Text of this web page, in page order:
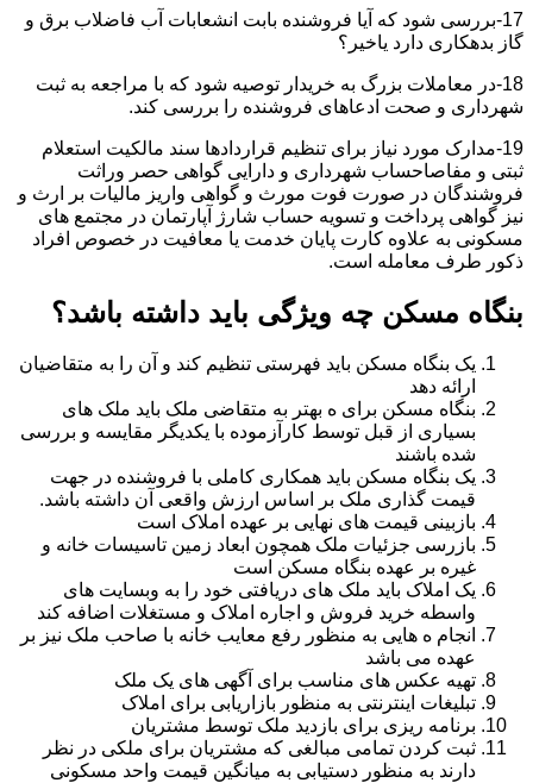
17-بررسی شود که آیا فروشنده بابت انشعابات آب فاضلاب برق و
گاز بدهکاری دارد یاخیر؟
18-در معاملات بزرگ به خریدار توصیه شود که با مراجعه به ثبت
شهرداری و صحت ادعاهای فروشنده را بررسی کند.
19-مدارک مورد نیاز برای تنظیم قراردادها سند مالکیت استعلام
ثبتی و مفاصاحساب شهرداری و دارایی گواهی حصر وراثت
فروشندگان در صورت فوت مورث و گواهی واریز مالیات بر ارث و
نیز گواهی پرداخت و تسویه حساب شارژ آپارتمان در مجتمع های
مسکونی به علاوه کارت پایان خدمت یا معافیت در خصوص افراد
ذکور طرف معامله است.
بنگاه مسکن چه ویژگی باید داشته باشد؟
یک بنگاه مسکن باید فهرستی تنظیم کند و آن را به متقاضیان
ارائه دهد
بنگاه مسکن برای ه بهتر به متقاضی ملک باید ملک های
بسیاری از قبل توسط کارآزموده با یکدیگر مقایسه و بررسی
شده باشند
یک بنگاه مسکن باید همکاری کاملی با فروشنده در جهت
قیمت گذاری ملک بر اساس ارزش واقعی آن داشته باشد.
بازبینی قیمت های نهایی بر عهده املاک است
بازرسی جزئیات ملک همچون ابعاد زمین تاسیسات خانه و
غیره بر عهده بنگاه مسکن است
یک املاک باید ملک های دریافتی خود را به وبسایت های
واسطه خرید فروش و اجاره املاک و مستغلات اضافه کند
انجام ه هایی به منظور رفع معایب خانه با صاحب ملک نیز بر
عهده می باشد
تهیه عکس های مناسب برای آگهی های یک ملک
تبلیغات اینترنتی به منظور بازاریابی برای املاک
برنامه ریزی برای بازدید ملک توسط مشتریان
ثبت کردن تمامی مبالغی که مشتریان برای ملکی در نظر
دارند به منظور دستیابی به میانگین قیمت واحد مسکونی